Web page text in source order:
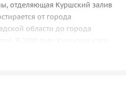
отделяющая Куршский залив
от города
области до города
наследия ЮНЕСКО.